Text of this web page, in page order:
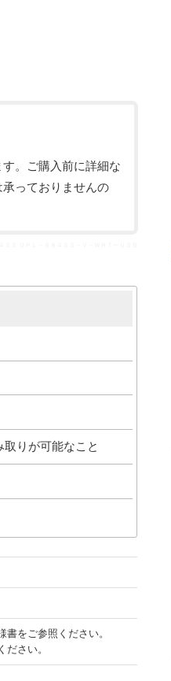
。ご購入前に詳細な
っておりませんの
りが可能なこと
をご参照ください。
さい。